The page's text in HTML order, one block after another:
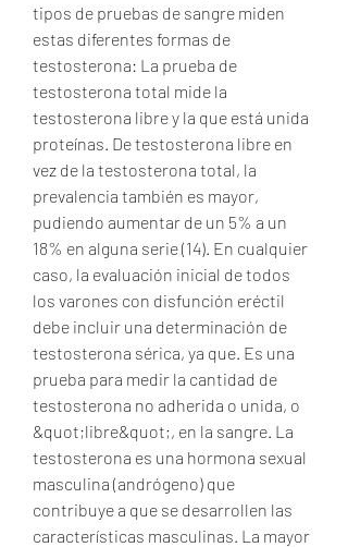
tipos de pruebas de sangre miden
estas diferentes formas de
testosterona: La prueba de
testosterona total mide la
testosterona libre y la que está unida
proteínas. De testosterona libre en
vez de la testosterona total, la
prevalencia también es mayor,
pudiendo aumentar de un 5% a un
18% en alguna serie (14). En cualquier
caso, la evaluación inicial de todos
los varones con disfunción eréctil
debe incluir una determinación de
testosterona sérica, ya que. Es una
prueba para medir la cantidad de
testosterona no adherida o unida, o
&quot;libre&quot;, en la sangre. La
testosterona es una hormona sexual
masculina (andrógeno) que
contribuye a que se desarrollen las
características masculinas. La mayor